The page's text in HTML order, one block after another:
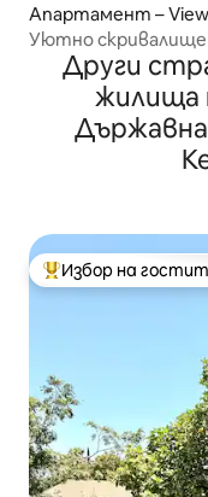
Апартамент – View
Уютно
LAX.Други
жилища
Най-популярен
Избор на